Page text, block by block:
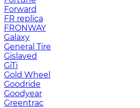
Forward
FR replica
FRONWAY
Galaxy
General Tire
Gislaved
GiTi
Gold Wheel
Goodride
Goodyear
Greentrac